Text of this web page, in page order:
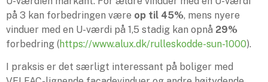
på 3 kan forbedringen være op til 45%, mens nyere
vinduer med en U-værdi på 1,5 stadig kan opnå 29%
forbedring (https://www.alux.dk/rulleskodde-sun-1000).
I praksis er det særligt interessant på boliger med